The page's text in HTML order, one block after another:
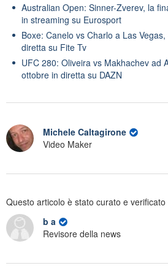
Australian Open: Sinner-Zverev, la
in streaming su Eurosport
Boxe: Canelo vs Charlo a Las
diretta su Fite Tv
UFC 280: Oliveira vs Makhachev ad
ottobre in diretta su DAZN
Michele Caltagirone
Video Maker
Questo articolo è stato curato e verificato
b a
Revisore della news